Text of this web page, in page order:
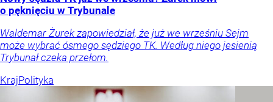
o pęknięciu w Trybunale
Waldemar Żurek zapowiedział, że już we wrześniu Sejm
może wybrać ósmego sędziego TK. Według niego jesienią
Trybunał czeka przełom.
KrajPolityka